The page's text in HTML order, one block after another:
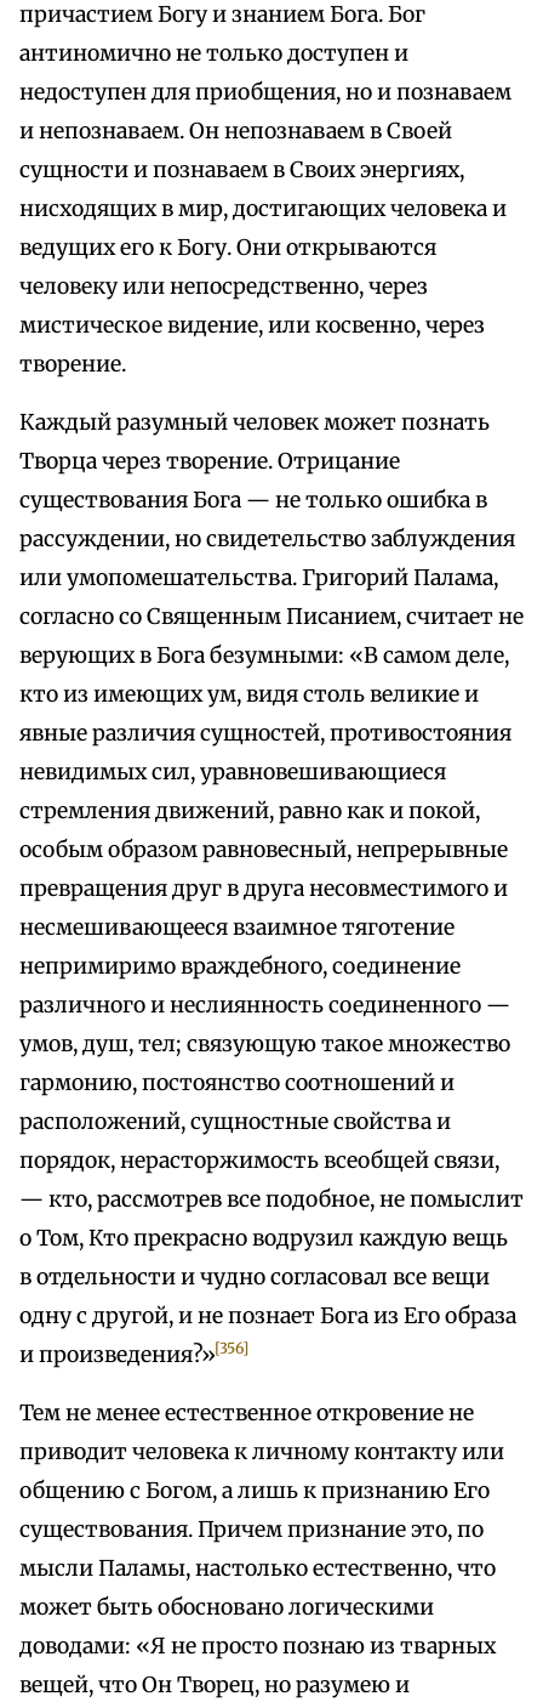
причастием Богу и знанием Бога. Бог
антиномично не только доступен и
недоступен для приобщения, но и познаваем
и непознаваем. Он непознаваем в Своей
сущности и познаваем в Своих энергиях,
нисходящих в мир, достигающих человека и
ведущих его к Богу. Они открываются
человеку или непосредственно, через
мистическое видение, или косвенно, через
творение.
Каждый разумный человек может познать
Творца через творение. Отрицание
существования Бога — не только ошибка в
рассуждении, но свидетельство заблуждения
или умопомешательства. Григорий Палама,
согласно со Священным Писанием, считает не
верующих в Бога безумными: «В самом деле,
кто из имеющих ум, видя столь великие и
явные различия сущностей, противостояния
невидимых сил, уравновешивающиеся
стремления движений, равно как и покой,
особым образом равновесный, непрерывные
превращения друг в друга несовместимого и
несмешивающееся взаимное тяготение
непримиримо враждебного, соединение
различного и неслиянность соединенного —
умов, душ, тел; связующую такое множество
гармонию, постоянство соотношений и
расположений, сущностные свойства и
порядок, нерасторжимость всеобщей связи,
— кто, рассмотрев все подобное, не помыслит
о Том, Кто прекрасно водрузил каждую вещь
в отдельности и чудно согласовал все вещи
одну с другой, и не познает Бога из Его образа
и произведения?»[356]
Тем не менее естественное откровение не
приводит человека к личному контакту или
общению с Богом, а лишь к признанию Его
существования. Причем признание это, по
мысли Паламы, настолько естественно, что
может быть обосновано логическими
доводами: «Я не просто познаю из тварных
вещей, что Он Творец, но разумею и